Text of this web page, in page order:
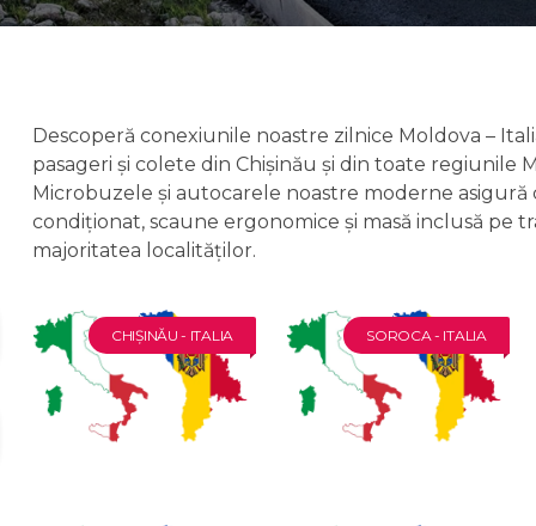
Descoperă conexiunile noastre zilnice Moldova –
pasageri și colete din Chișinău și din toate regiunile
Microbuzele și autocarele noastre moderne asigură
condiționat, scaune ergonomice și masă inclusă pe
majoritatea localităților.
CHIȘINĂU - ITALIA SOROCA - ITALIA